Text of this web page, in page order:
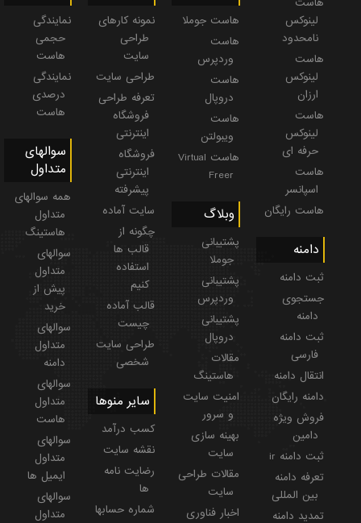
لینوکس
نامحدود
هاست
لینوکس
ارزان
هاست
لینوکس
حرفه ای
هاست
اسپانسر
هاست رایگان
دامنه
ثبت دامنه
جستجوی
دامنه
ثبت دامنه
فارسی
انتقال دامنه
دامنه رایگان
فروش ویژه
دامین
ثبت دامنه ir
تعرفه دامنه
بین المللی
تمدید دامنه
هاست جوملا
هاست
وردپرس
هاست
دروپال
هاست
ویبولتن
هاست Virtual
Freer
وبلاگ
پشتیبانی
جوملا
پشتیبانی
وردپرس
پشتیبانی
دروپال
مقالات
هاستینگ
امنیت سایت
و سرور
بهینه سازی
سایت
مقالات طراحی
سایت
اخبار فناوری
نمونه کارهای
طراحی
سایت
طراحی سایت
تعرفه طراحی
فروشگاه
اینترنتی
فروشگاه
اینترنتی
پیشرفته
سایت آماده
چگونه از
قالب ها
استفاده
کنیم
قالب آماده
چیست
طراحی سایت
شخصی
سایر منوها
کسب درآمد
نقشه سایت
رضایت نامه
ها
شماره حسابها
نمایندگی
حجمی
هاست
نمایندگی
درصدی
هاست
سوالهای
متداول
همه سوالهای
متداول
هاستینگ
سوالهای
متداول
پیش از
خرید
سوالهای
متداول
دامنه
سوالهای
متداول
هاست
سوالهای
متداول
ایمیل ها
سوالهای
متداول